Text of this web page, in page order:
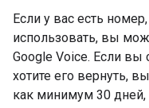
Если у вас есть
использовать, вы
Google Voice. Если вы
хотите его вернуть,
как минимум 30